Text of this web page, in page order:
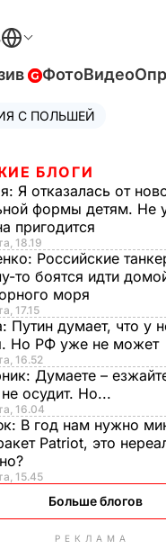
ФотоВидео
С ПОЛЬШЕЙ
БЛОГИ
Я отказалась от
формы детям. Не
пригодится
18.19
Российские
то боятся идти
моря
17.15
Путин думает, что у
Но РФ уже не может
16.52
Думаете –
осудит. Но...
16.04
В год нам нужно
Patriot, это
15.45
Больше блогов
РЕКЛАМА